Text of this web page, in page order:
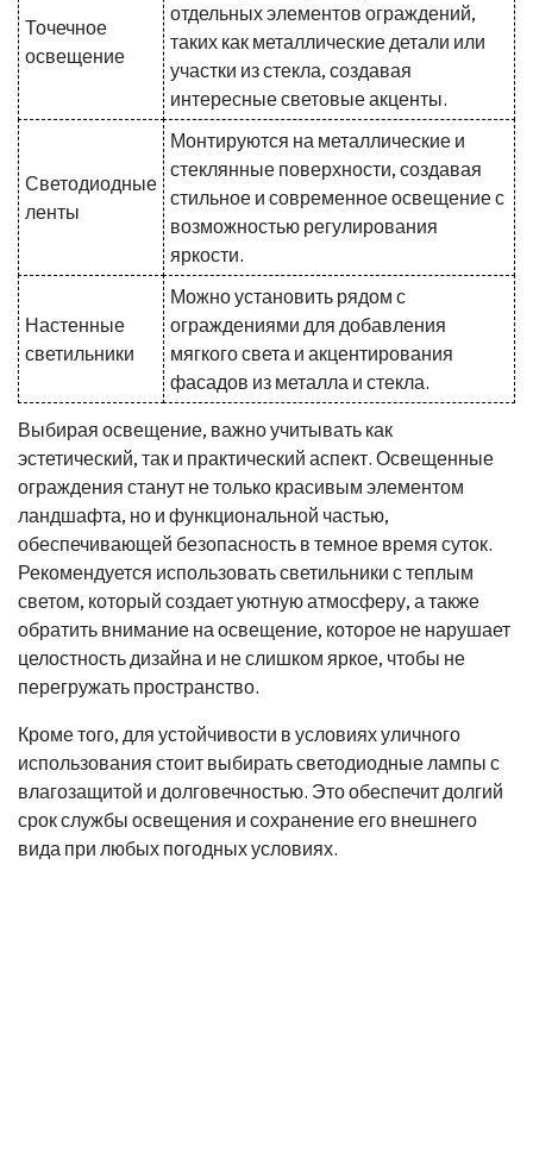
Точечное
освещение
отдельных элементов ограждений,
таких как металлические детали или
участки из стекла, создавая
интересные световые акценты.
Светодиодные
ленты
Монтируются на металлические и
стеклянные поверхности, создавая
стильное и современное освещение с
возможностью регулирования
яркости.
Настенные
светильники
Можно установить рядом с
ограждениями для добавления
мягкого света и акцентирования
фасадов из металла и стекла.
Выбирая освещение, важно учитывать как
эстетический, так и практический аспект. Освещенные
ограждения станут не только красивым элементом
ландшафта, но и функциональной частью,
обеспечивающей безопасность в темное время суток.
Рекомендуется использовать светильники с теплым
светом, который создает уютную атмосферу, а также
обратить внимание на освещение, которое не нарушает
целостность дизайна и не слишком яркое, чтобы не
перегружать пространство.
Кроме того, для устойчивости в условиях уличного
использования стоит выбирать светодиодные лампы с
влагозащитой и долговечностью. Это обеспечит долгий
срок службы освещения и сохранение его внешнего
вида при любых погодных условиях.